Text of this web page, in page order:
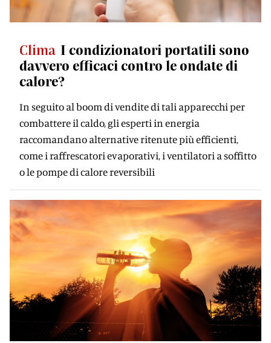
Clima I condizionatori portatili sono
davvero efficaci contro le ondate di
calore?
In seguito al boom di vendite di tali apparecchi per
combattere il caldo, gli esperti in energia
raccomandano alternative ritenute più efficienti,
come i raffrescatori evaporativi, i ventilatori a soffitto
o le pompe di calore reversibili